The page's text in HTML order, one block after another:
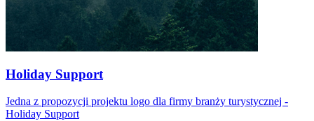
Holiday Support
Jedna z propozycji projektu logo dla firmy branży turystycznej -
Holiday Support